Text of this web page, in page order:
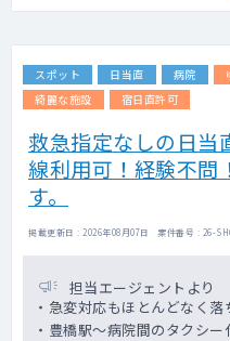
スポット 日当直 病院
綺麗な施設
宿日直許可
救急指定なしの日当
線利用可！経験不問
す。
掲載更新日 : 2026年08月07日 案件番号 : 26-
担当エージェントより
・急変対応もほとんどなく落
・豊橋駅～病院間のタクシ